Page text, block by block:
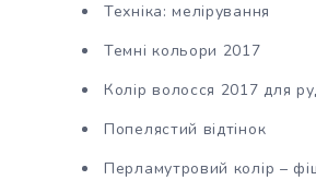
Техніка: мелірування
Темні кольори 2017
Колір волосся 2017 для
Попелястий відтінок
Перламутровий колір –